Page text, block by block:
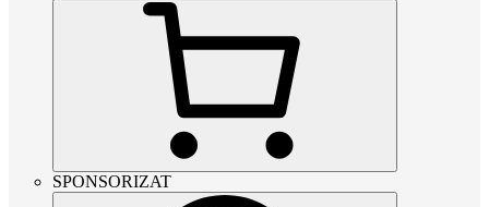
SPONSORIZAT